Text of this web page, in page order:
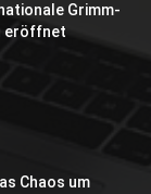
Grimm-
eröffnet
Chaos um